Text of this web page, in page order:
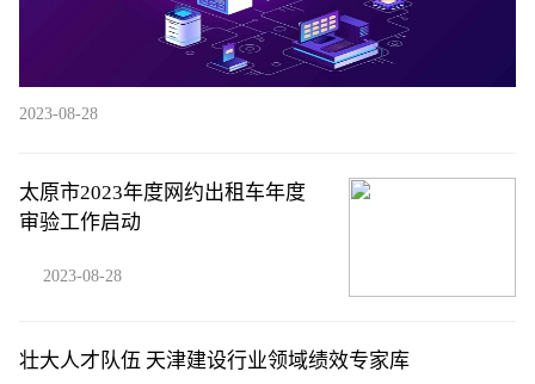
2023-08-28
太原市2023年度网约出租车年度
审验工作启动
2023-08-28
壮大人才队伍 天津建设行业领域绩效专家库